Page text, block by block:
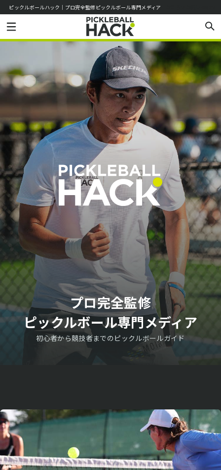
ピックルボールハック｜プロ完全監修ピックルボール専門メディア
プロ完全監修
ピックルボール専門メディア
初心者から競技者までのピックルボールガイド